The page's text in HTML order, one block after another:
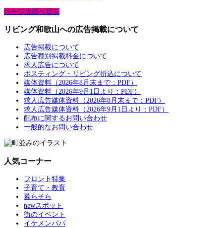
ページ上部へ戻る
リビング和歌山への広告掲載について
広告掲載について
広告種別掲載料金について
求人広告について
ポスティング・リビング折込について
媒体資料（2026年8月末まで：PDF）
媒体資料（2026年9月1日より：PDF）
求人広告媒体資料（2026年8月末まで：PDF）
求人広告媒体資料（2026年9月1日より：PDF）
配布に関するお問い合わせ
一般的なお問い合わせ
人気コーナー
フロント特集
子育て・教育
暮らそら
newスポット
街のイベント
イケメンパパ